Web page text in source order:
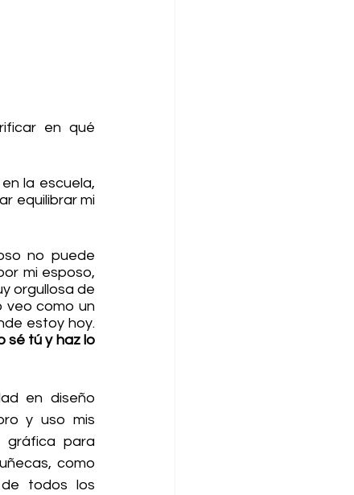
en qué
la escuela,
equilibrar mi
no puede
mi esposo,
orgullosa de
veo como un
estoy hoy.
sé tú y haz lo
en diseño
y uso mis
gráfica para
como
todos los